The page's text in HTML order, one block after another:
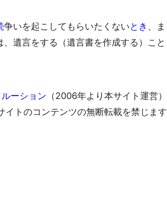
争いを起こしてもらいたくないとき 、ま
、遺言をする（遺言書を作成する）こと
ーション （2006年より本サイト運営）
イトのコンテンツの無断転載を禁じます